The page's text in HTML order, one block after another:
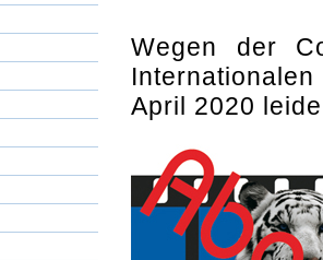
Wegen der
April 2020